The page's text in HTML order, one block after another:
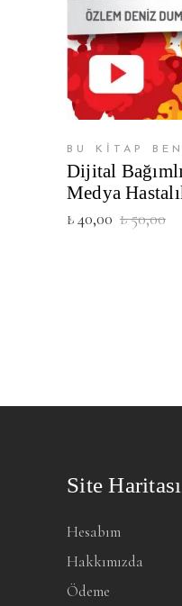
BU KİTAP
Dijital
Medya
₺50,00
Orijinal
fiyat:
₺40,00
Şu
andaki
Site Haritası
Hesabım
Hakkımızda
Ödeme